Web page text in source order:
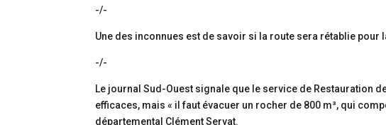
-/-
Une des inconnues est de savoir si la route sera rétablie
-/-
Le journal Sud-Ouest signale que le service de Restauration
efficaces, mais « il faut évacuer un rocher de 800 m³, qui
départemental Clément Servat.